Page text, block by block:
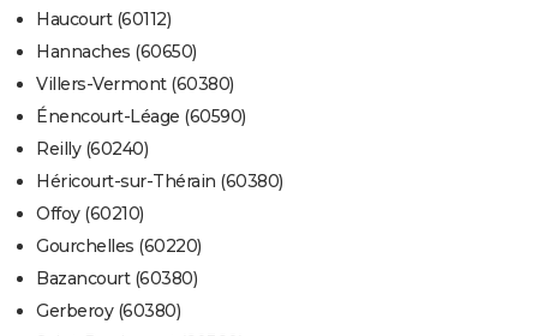
Haucourt (60112)
Hannaches (60650)
Villers-Vermont (60380)
Énencourt-Léage (60590)
Reilly (60240)
Héricourt-sur-Thérain (60380)
Offoy (60210)
Gourchelles (60220)
Bazancourt (60380)
Gerberoy (60380)